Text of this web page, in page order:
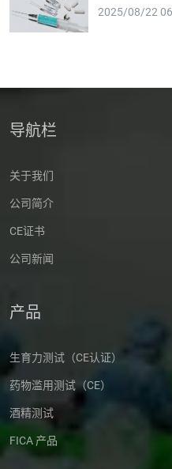
2025/08/22
导航栏
关于我们
公司简介
CE证书
公司新闻
产品
生育力测试（CE认证）
药物滥用测试（CE）
酒精测试
FICA 产品